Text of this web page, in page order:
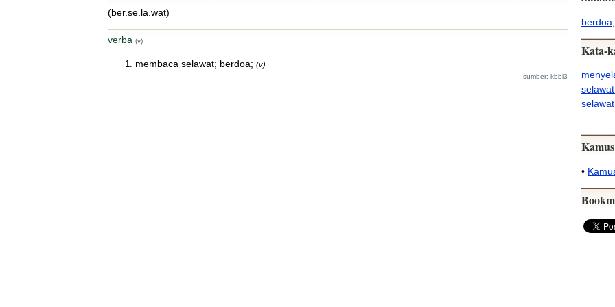
(ber.se.la.wat)
verba (v)
membaca selawat; berdoa; (v)
sumber: kbbi3
berdoa
Kata-
•